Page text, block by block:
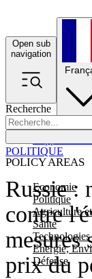
Open sub
navigation
Recherche
POLICY AREAS
Economie
Politique
Agriculture
Santé
Technologies
Energie,
Défense
Russie :
contre
mesures
prix du
POLITIQUE